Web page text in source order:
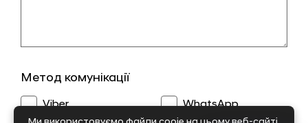
Метод комунікації
Viber WhatsApp